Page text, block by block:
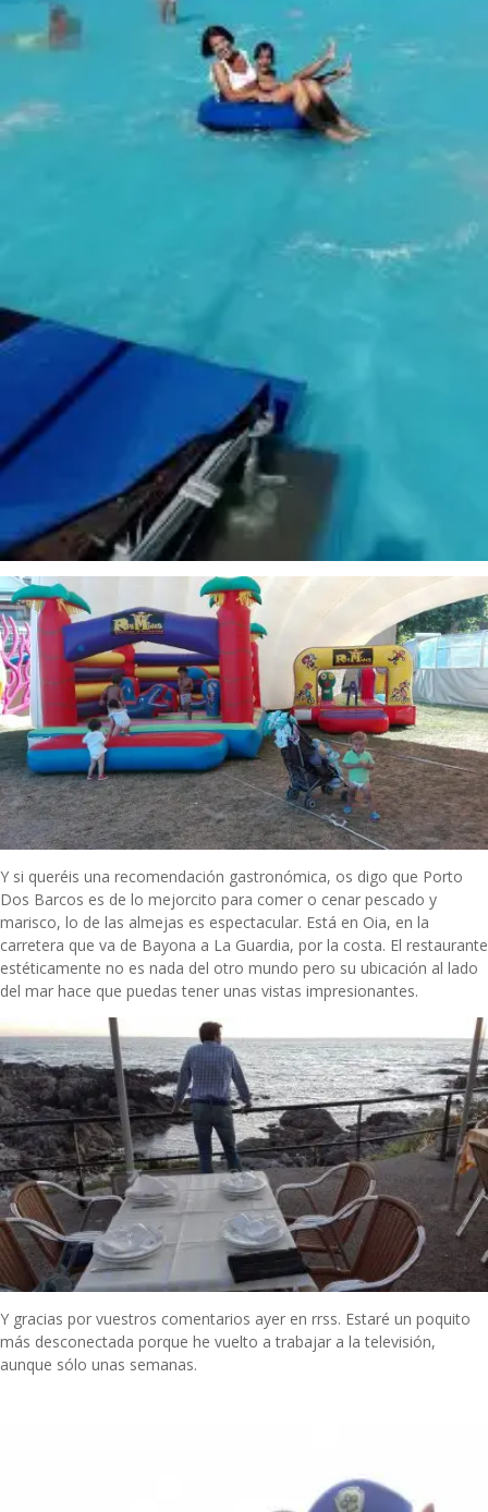
Y si queréis una recomendación gastronómica, os digo que Porto
Dos Barcos es de lo mejorcito para comer o cenar pescado y
marisco, lo de las almejas es espectacular. Está en Oia, en la
carretera que va de Bayona a La Guardia, por la costa. El restaurante
estéticamente no es nada del otro mundo pero su ubicación al lado
del mar hace que puedas tener unas vistas impresionantes.
Y gracias por vuestros comentarios ayer en rrss. Estaré un poquito
más desconectada porque he vuelto a trabajar a la televisión,
aunque sólo unas semanas.